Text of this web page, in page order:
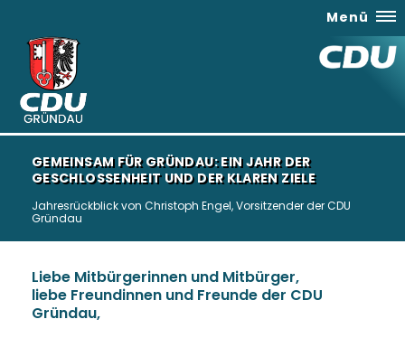
Menü
GEMEINSAM FÜR GRÜNDAU: EIN JAHR DER
GESCHLOSSENHEIT UND DER KLAREN ZIELE
Jahresrückblick von Christoph Engel, Vorsitzender der CDU
Gründau
Liebe Mitbürgerinnen und Mitbürger,
liebe Freundinnen und Freunde der CDU
Gründau,